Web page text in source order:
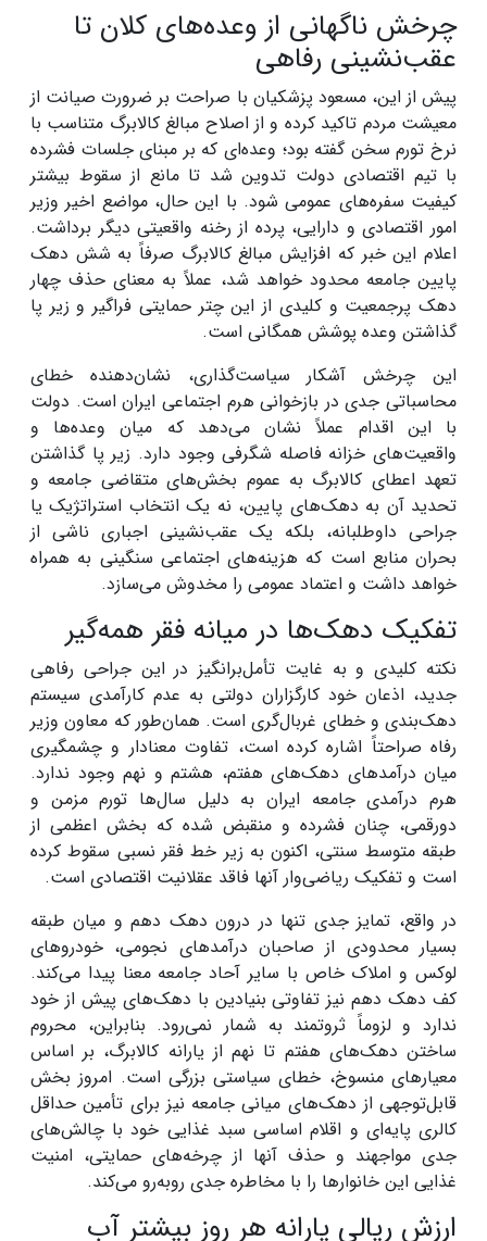
چرخش ناگهانی از وعده‌های کلان تا
عقب‌نشینی رفاهی
پیش از این، مسعود پزشکیان با صراحت بر ضرورت صیانت از
معیشت مردم تاکید کرده و از اصلاح مبالغ کالابرگ متناسب با
نرخ تورم سخن گفته بود؛ وعده‌ای که بر مبنای جلسات فشرده
با تیم اقتصادی دولت تدوین شد تا مانع از سقوط بیشتر
کیفیت سفره‌های عمومی شود. با این حال، مواضع اخیر وزیر
امور اقتصادی و دارایی، پرده از رخنه واقعیتی دیگر برداشت.
اعلام این خبر که افزایش مبالغ کالابرگ صرفاً به شش دهک
پایین جامعه محدود خواهد شد، عملاً به معنای حذف چهار
دهک پرجمعیت و کلیدی از این چتر حمایتی فراگیر و زیر پا
گذاشتن وعده پوشش همگانی است.
این چرخش آشکار سیاست‌گذاری، نشان‌دهنده خطای
محاسباتی جدی در بازخوانی هرم اجتماعی ایران است. دولت
با این اقدام عملاً نشان می‌دهد که میان وعده‌ها و
واقعیت‌های خزانه فاصله شگرفی وجود دارد. زیر پا گذاشتن
تعهد اعطای کالابرگ به عموم بخش‌های متقاضی جامعه و
تحدید آن به دهک‌های پایین، نه یک انتخاب استراتژیک یا
جراحی داوطلبانه، بلکه یک عقب‌نشینی اجباری ناشی از
بحران منابع است که هزینه‌های اجتماعی سنگینی به همراه
خواهد داشت و اعتماد عمومی را مخدوش می‌سازد.
تفکیک دهک‌ها در میانه فقر همه‌گیر
نکته کلیدی و به غایت تأمل‌برانگیز در این جراحی رفاهی
جدید، اذعان خود کارگزاران دولتی به عدم کارآمدی سیستم
دهک‌بندی و خطای غربال‌گری است. همان‌طور که معاون وزیر
رفاه صراحتاً اشاره کرده است، تفاوت معنادار و چشمگیری
میان درآمد‌های دهک‌های هفتم، هشتم و نهم وجود ندارد.
هرم درآمدی جامعه ایران به دلیل سال‌ها تورم مزمن و
دورقمی، چنان فشرده و منقبض شده که بخش اعظمی از
طبقه متوسط سنتی، اکنون به زیر خط فقر نسبی سقوط کرده
است و تفکیک ریاضی‌وار آنها فاقد عقلانیت اقتصادی است.
در واقع، تمایز جدی تنها در درون دهک دهم و میان طبقه
بسیار محدودی از صاحبان درآمد‌های نجومی، خودرو‌های
لوکس و املاک خاص با سایر آحاد جامعه معنا پیدا می‌کند.
کف دهک دهم نیز تفاوتی بنیادین با دهک‌های پیش از خود
ندارد و لزوماً ثروتمند به شمار نمی‌رود. بنابراین، محروم
ساختن دهک‌های هفتم تا نهم از یارانه کالابرگ، بر اساس
معیار‌های منسوخ، خطای سیاستی بزرگی است. امروز بخش
قابل‌توجهی از دهک‌های میانی جامعه نیز برای تأمین حداقل
کالری پایه‌ای و اقلام اساسی سبد غذایی خود با چالش‌های
جدی مواجهند و حذف آنها از چرخه‌های حمایتی، امنیت
غذایی این خانوار‌ها را با مخاطره جدی روبه‌رو می‌کند.
ارزش ریالی یارانه هر روز بیشتر آب